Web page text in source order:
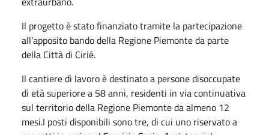
Il progetto è stato finanziato tramite la partecipazione
all’apposito bando della Regione Piemonte da parte
della Città di Cirié.
Il cantiere di lavoro è destinato a persone disoccupate
di età superiore a 58 anni, residenti in via continuativa
sul territorio della Regione Piemonte da almeno 12
mesi.I posti disponibili sono tre, di cui uno riservato a